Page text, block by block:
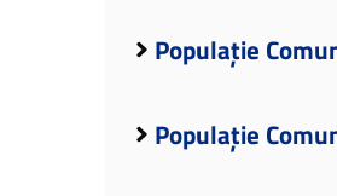
Populație
Populație